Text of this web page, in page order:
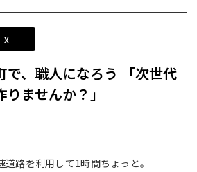
i
X
で、職人になろう 「次世代
ませんか？」
路を利用して1時間ちょっと。